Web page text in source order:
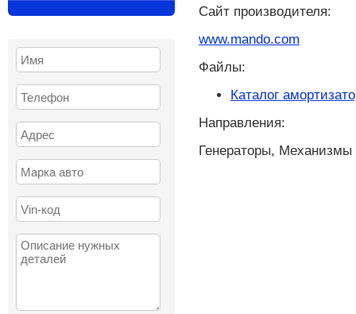
Сайт производителя:
www.mando.com
Файлы:
Каталог
Направления:
Генераторы,